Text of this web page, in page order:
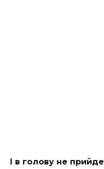
І в голову не прийде